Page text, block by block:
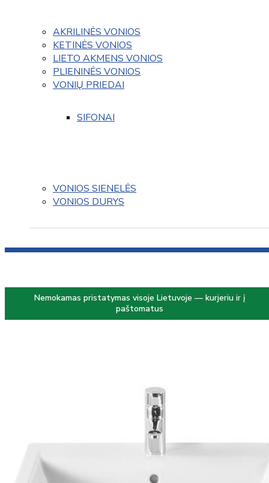
AKRILINĖS VONIOS
KETINĖS VONIOS
LIETO AKMENS VONIOS
PLIENINĖS VONIOS
VONIŲ PRIEDAI
SIFONAI
VONIOS SIENELĖS
VONIOS DURYS
Nemokamas pristatymas visoje Lietuvoje — kurjeriu ir į
paštomatus